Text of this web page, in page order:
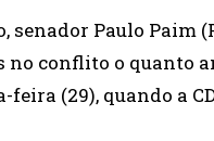
senador Paulo Paim
conflito o quanto
(29), quando a